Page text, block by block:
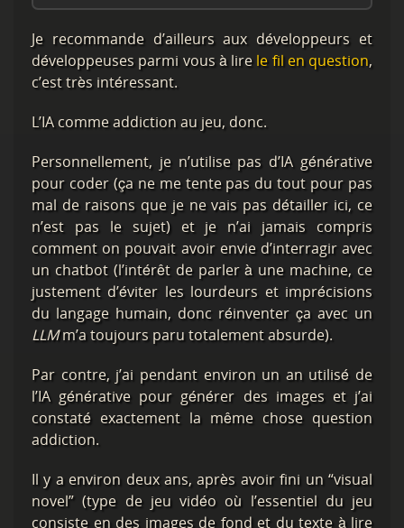
Je recommande d’ailleurs aux développeurs et
développeuses parmi vous à lire le fil en question,
c’est très intéressant.
L’IA comme addiction au jeu, donc.
Personnellement, je n’utilise pas d’IA générative
pour coder (ça ne me tente pas du tout pour pas
mal de raisons que je ne vais pas détailler ici, ce
n’est pas le sujet) et je n’ai jamais compris
comment on pouvait avoir envie d’interragir avec
un chatbot (l’intérêt de parler à une machine, ce
justement d’éviter les lourdeurs et imprécisions
du langage humain, donc réinventer ça avec un
LLMm’a toujours paru totalement absurde).
Par contre, j’ai pendant environ un an utilisé de
l’IA générative pour générer des images et j’ai
constaté exactement la même chose question
addiction.
Il y a environ deux ans, après avoir fini un “visual
novel” (type de jeu vidéo où l’essentiel du jeu
consiste en des images de fond et du texte à lire